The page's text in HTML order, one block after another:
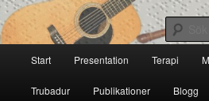
Hoppa
till
primärt
innehållSofia Thoresdotter
Start Presentation Terapi
Trubadur Publikationer Blogg